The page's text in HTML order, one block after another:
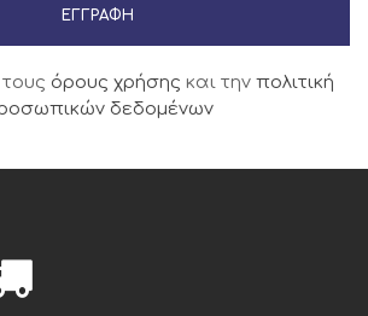
ΕΓΓΡΑΦΉ
όρους χρήσης και την πολιτική
δεδομένων